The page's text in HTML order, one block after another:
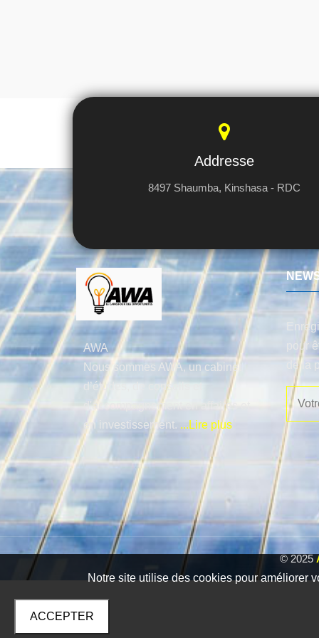
Notre site utilise des cookies pour améliorer
ACCEPTER
Addresse
8497 Shaumba, Kinshasa - RDC
AWA
Nous sommes AWA, un cabinet
d’études, de conseils et
d'accompagnement en affaires et
en investissement. ...Lire plus
pour
de la
© 2025